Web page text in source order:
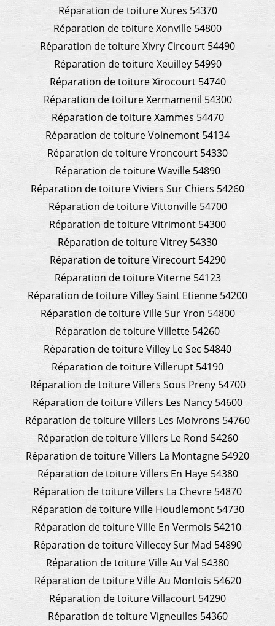
Réparation de toiture Xures 54370
Réparation de toiture Xonville 54800
Réparation de toiture Xivry Circourt 54490
Réparation de toiture Xeuilley 54990
Réparation de toiture Xirocourt 54740
Réparation de toiture Xermamenil 54300
Réparation de toiture Xammes 54470
Réparation de toiture Voinemont 54134
Réparation de toiture Vroncourt 54330
Réparation de toiture Waville 54890
Réparation de toiture Viviers Sur Chiers 54260
Réparation de toiture Vittonville 54700
Réparation de toiture Vitrimont 54300
Réparation de toiture Vitrey 54330
Réparation de toiture Virecourt 54290
Réparation de toiture Viterne 54123
Réparation de toiture Villey Saint Etienne 54200
Réparation de toiture Ville Sur Yron 54800
Réparation de toiture Villette 54260
Réparation de toiture Villey Le Sec 54840
Réparation de toiture Villerupt 54190
Réparation de toiture Villers Sous Preny 54700
Réparation de toiture Villers Les Nancy 54600
Réparation de toiture Villers Les Moivrons 54760
Réparation de toiture Villers Le Rond 54260
Réparation de toiture Villers La Montagne 54920
Réparation de toiture Villers En Haye 54380
Réparation de toiture Villers La Chevre 54870
Réparation de toiture Ville Houdlemont 54730
Réparation de toiture Ville En Vermois 54210
Réparation de toiture Villecey Sur Mad 54890
Réparation de toiture Ville Au Val 54380
Réparation de toiture Ville Au Montois 54620
Réparation de toiture Villacourt 54290
Réparation de toiture Vigneulles 54360